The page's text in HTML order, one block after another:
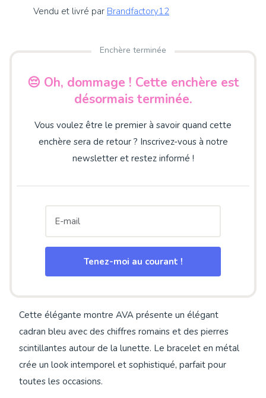
Vendu et livré par Brandfactory12
Enchère terminée
😔 Oh, dommage ! Cette enchère est
désormais terminée.
Vous voulez être le premier à savoir quand cette
enchère sera de retour ? Inscrivez-vous à notre
newsletter et restez informé !
Tenez-moi au courant !
Cette élégante montre AVA présente un élégant
cadran bleu avec des chiffres romains et des pierres
scintillantes autour de la lunette. Le bracelet en métal
crée un look intemporel et sophistiqué, parfait pour
toutes les occasions.